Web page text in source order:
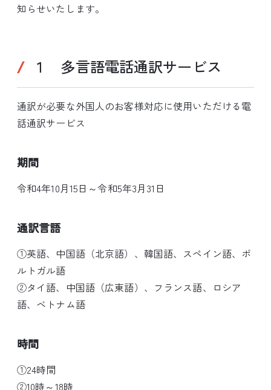
知らせいたします。
１ 多言語電話通訳サービス
通訳が必要な外国人のお客様対応に使用いただける電
話通訳サービス
期間
令和4年10月15日～令和5年3月31日
通訳言語
①英語、中国語（北京語）、韓国語、スペイン語、ポ
ルトガル語
②タイ語、中国語（広東語）、フランス語、ロシア
語、ベトナム語
時間
①24時間
②10時～18時